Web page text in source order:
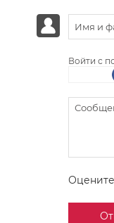
Войти с